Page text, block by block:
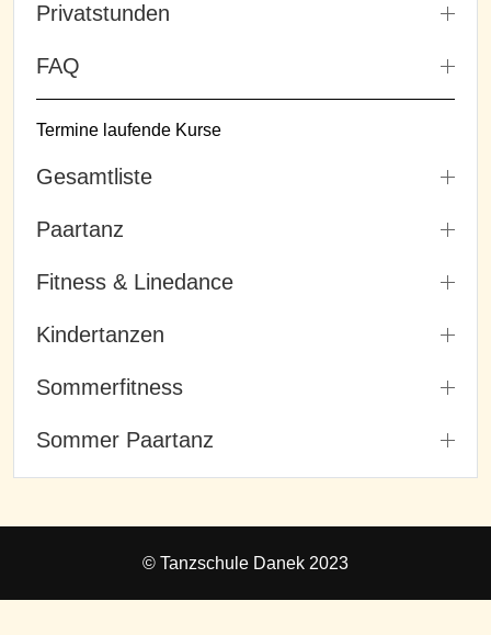
Privatstunden
FAQ
Termine laufende Kurse
Gesamtliste
Paartanz
Fitness & Linedance
Kindertanzen
Sommerfitness
Sommer Paartanz
© Tanzschule Danek 2023